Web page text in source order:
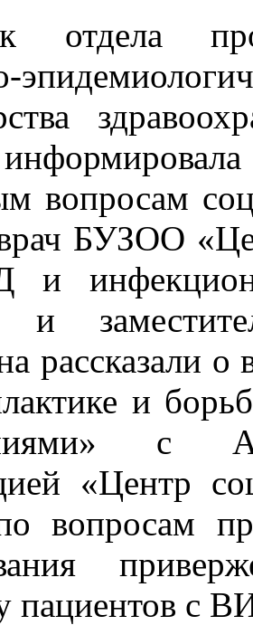
отдела
вопросам
БУЗОО
и
рассказали
и
с
«Центр
вопросам
пациентов с